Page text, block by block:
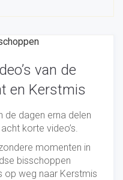
van de
en Kerstmis
de dagen erna delen
korte video’s.
momenten in
bisschoppen
op weg naar Kerstmis